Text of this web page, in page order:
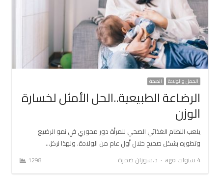
الحمل والولادة الصحة
الرضاعة الطبيعية..الحل الأمثل لخسارة
الوزن
يلعب النظام الغذائي الصحي للمرأة دور محوري في نمو الرضيع
وتطوره بشكل صحيح خلال أول عام من الولادة. ولهذا نركز…
4 سنوات ago
Author
د.سوزان ضمرة 1298